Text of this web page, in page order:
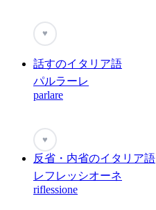
♥
話すのイタリア語
パルラーレ
parlare
♥
反省・内省のイタリア語
レフレッシオーネ
riflessione